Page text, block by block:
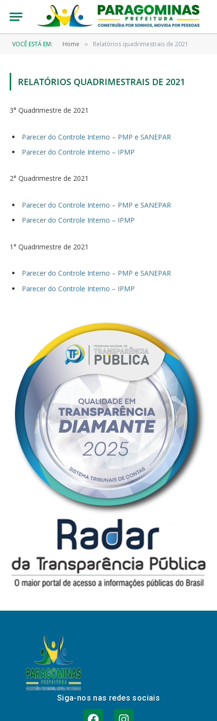
VOCÊ ESTÁ EM: Home » Relatórios quadrimestrais de 2021
RELATÓRIOS QUADRIMESTRAIS DE 2021
3° Quadrimestre de 2021
Parecer do Controle Interno – PMP e SANEPAR
Parecer do Controle Interno – IPMP
2° Quadrimestre de 2021
Parecer do Controle Interno – PMP e SANEPAR
Parecer do Controle Interno – IPMP
1° Quadrimestre de 2021
Parecer do Controle Interno – PMP e SANEPAR
Parecer do Controle Interno – IPMP
Siga-nos nas redes sociais